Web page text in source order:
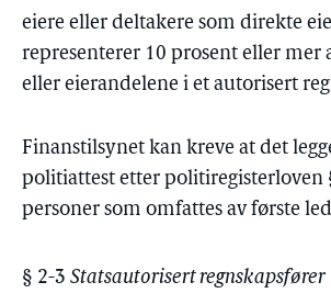
eiere eller deltakere som direkte
representerer 10 prosent eller mer
eller eierandelene i et autorisert
Finanstilsynet kan kreve at det
politiattest etter politiregisterloven
personer som omfattes av første
§ 2-3 Statsautorisert regnskapsfører